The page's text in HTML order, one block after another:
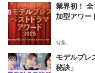
業界初！
加型アワー
特集
モデルプレ
秘訣」